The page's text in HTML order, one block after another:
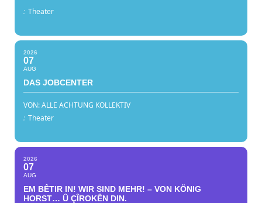
: Theater
2026
07
AUG
DAS JOBCENTER
VON: ALLE ACHTUNG KOLLEKTIV
: Theater
2026
07
AUG
EM BÊTIR IN! WIR SIND MEHR! – VON KÖNIG
HORST… Û ÇÎROKÊN DIN.